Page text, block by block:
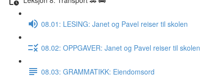
08.01: LESING: Janet og Pavel reiser til skolen
08.02: OPPGAVER: Janet og Pavel reiser til skolen
08.03: GRAMMATIKK: Eiendomsord